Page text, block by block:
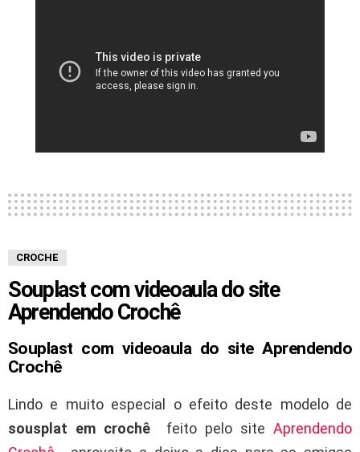
CROCHE
Souplast com videoaula do site
Aprendendo Crochê
Souplast com videoaula do site Aprendendo
Crochê
Lindo e muito especial o efeito deste modelo de
sousplat em crochê feito pelo site Aprendendo